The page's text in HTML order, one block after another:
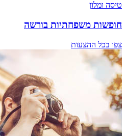
טיסה ומלון
חופשות משפחתיות בורשה
צפו בכל ההצעות